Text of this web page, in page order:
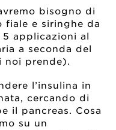
bisogno di
fiale e siringhe da
applicazioni al
a seconda del
noi prende).
l’insulina in
cercando di
il pancreas. Cosa
su un